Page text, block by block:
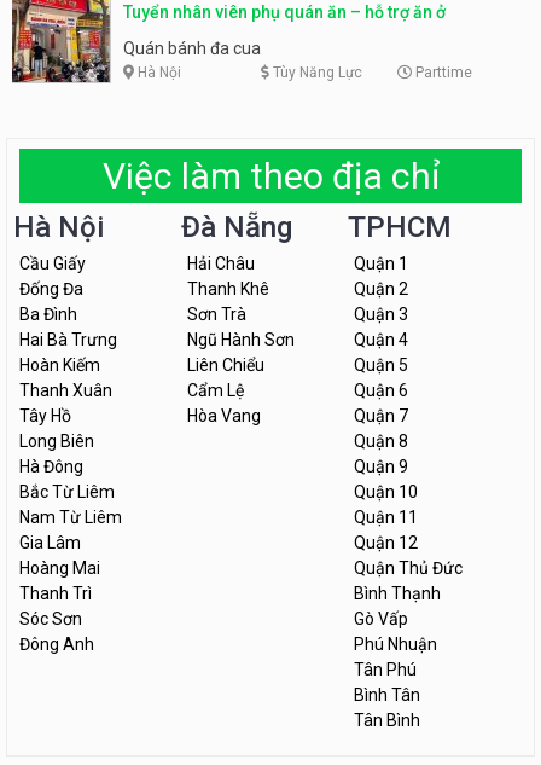
Tuyển nhân viên phụ quán ăn – hỗ trợ ăn ở
Quán bánh đa cua
Hà Nội Tùy Năng Lực Parttime
Việc làm theo địa chỉ
Hà Nội
Cầu Giấy
Đống Đa
Ba Đình
Hai Bà Trưng
Hoàn Kiếm
Thanh Xuân
Tây Hồ
Long Biên
Hà Đông
Bắc Từ Liêm
Nam Từ Liêm
Gia Lâm
Hoàng Mai
Thanh Trì
Sóc Sơn
Đông Anh
Đà Nẵng
Hải Châu
Thanh Khê
Sơn Trà
Ngũ Hành Sơn
Liên Chiểu
Cẩm Lệ
Hòa Vang
TPHCM
Quận 1
Quận 2
Quận 3
Quận 4
Quận 5
Quận 6
Quận 7
Quận 8
Quận 9
Quận 10
Quận 11
Quận 12
Quận Thủ Đức
Bình Thạnh
Gò Vấp
Phú Nhuận
Tân Phú
Bình Tân
Tân Bình